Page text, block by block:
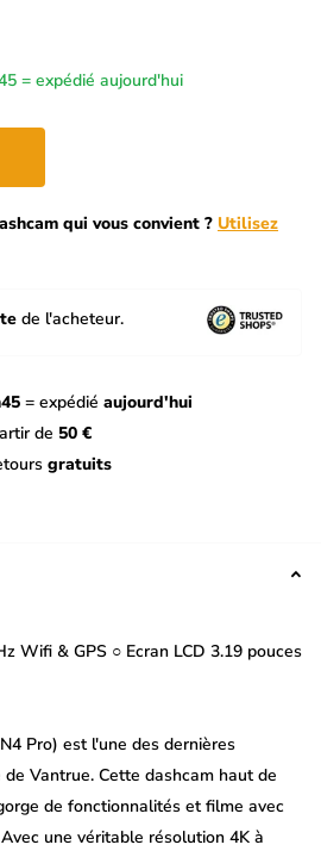
= expédié aujourd'hui
qui vous convient ? Utilisez
de l'acheteur.
= expédié aujourd'hui
de 50 €
gratuits
Wifi & GPS ○ Ecran LCD 3.19 pouces
Pro) est l'une des dernières
Vantrue. Cette dashcam haut de
de fonctionnalités et filme avec
une véritable résolution 4K à